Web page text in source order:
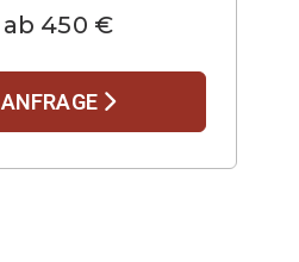
ab 450 €
ANFRAGE